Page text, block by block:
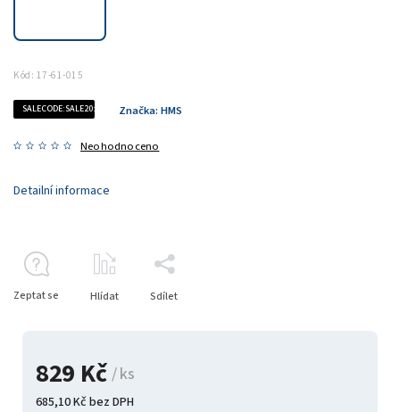
Kód: 17-61-015
SALECODE:SALE20:20:%
Neohodnoceno
Značka: HMS
829 Kč / ks
685,10 Kč bez DPH
Detailní informace
Zeptat se Hlídat Sdílet